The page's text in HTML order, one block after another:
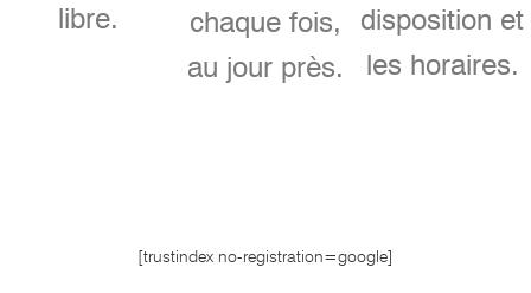
libre.
chaque fois,
au jour près.
disposition et
les horaires.
[trustindex no-registration=google]